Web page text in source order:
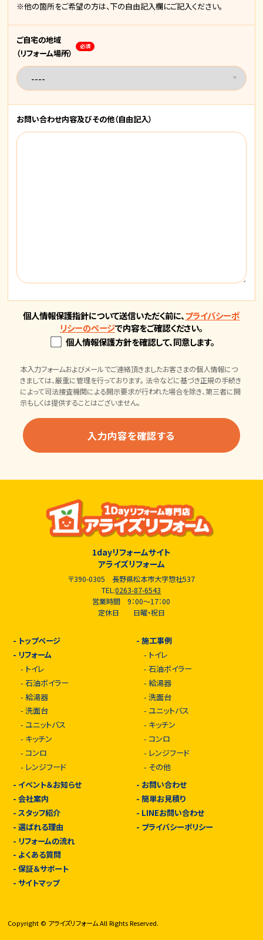
※他の箇所をご希望の方は、下の自由記入欄にご記入ください。
ご自宅の地域
（リフォーム場所）
必須
お問い合わせ内容及びその他（自由記入）
個人情報保護指針について送信いただく前に、プライバシーポ
リシーのページで内容をご確認ください。
個人情報保護方針を確認して、同意します。
本入力フォームおよびメールでご連絡頂きましたお客さまの個人情報につ
きましては、厳重に管理を行っております。 法令などに基づき正規の手続き
によって司法捜査機関による開示要求が行われた場合を除き、第三者に開
示もしくは提供することはございません。
1dayリフォームサイト
アライズリフォーム
〒390-0305 長野県松本市大字惣社537
TEL:0263-87-6543
営業時間 9：00～17：00
定休日 日曜・祝日
- トップページ
- リフォーム
- トイレ
- 石油ボイラー
- 給湯器
- 洗面台
- ユニットバス
- キッチン
- コンロ
- レンジフード
-施工事例
- トイレ
-石油ボイラー
-給湯器
-洗面台
- ユニットバス
- キッチン
- コンロ
- レンジフード
- その他
- イベント＆お知らせ
- 会社案内
- スタッフ紹介
- 選ばれる理由
- リフォームの流れ
- よくある質問
- 保証＆サポート
- サイトマップ
- お問い合わせ
-簡単お見積り
- LINEお問い合わせ
- プライバシーポリシー
Copyright © アライズリフォーム All Rights Reserved.